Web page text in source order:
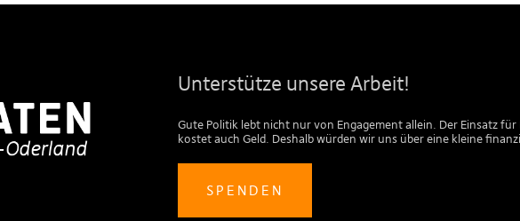
Unterstütze unsere Arbeit!
Gute Politik lebt nicht nur von Engagement allein. Der Einsatz
kostet auch Geld. Deshalb würden wir uns über eine kleine
SPENDEN